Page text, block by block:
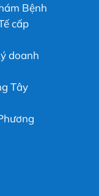
Bệnh
cấp
doanh
Tây